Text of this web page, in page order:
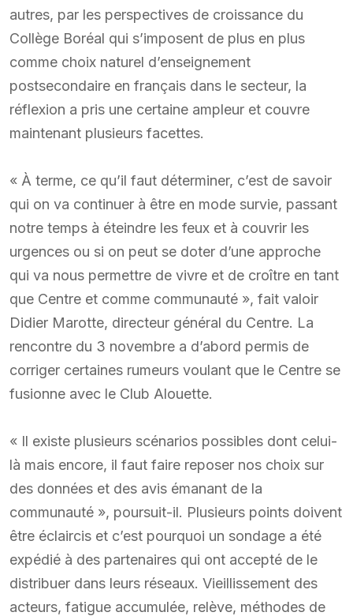
autres, par les perspectives de croissance du
Collège Boréal qui s’imposent de plus en plus
comme choix naturel d’enseignement
postsecondaire en français dans le secteur, la
réflexion a pris une certaine ampleur et couvre
maintenant plusieurs facettes.
« À terme, ce qu’il faut déterminer, c’est de savoir
qui on va continuer à être en mode survie, passant
notre temps à éteindre les feux et à couvrir les
urgences ou si on peut se doter d’une approche
qui va nous permettre de vivre et de croître en tant
que Centre et comme communauté », fait valoir
Didier Marotte, directeur général du Centre. La
rencontre du 3 novembre a d’abord permis de
corriger certaines rumeurs voulant que le Centre se
fusionne avec le Club Alouette.
« Il existe plusieurs scénarios possibles dont celui-
là mais encore, il faut faire reposer nos choix sur
des données et des avis émanant de la
communauté », poursuit-il. Plusieurs points doivent
être éclaircis et c’est pourquoi un sondage a été
expédié à des partenaires qui ont accepté de le
distribuer dans leurs réseaux. Vieillissement des
acteurs, fatigue accumulée, relève, méthodes de